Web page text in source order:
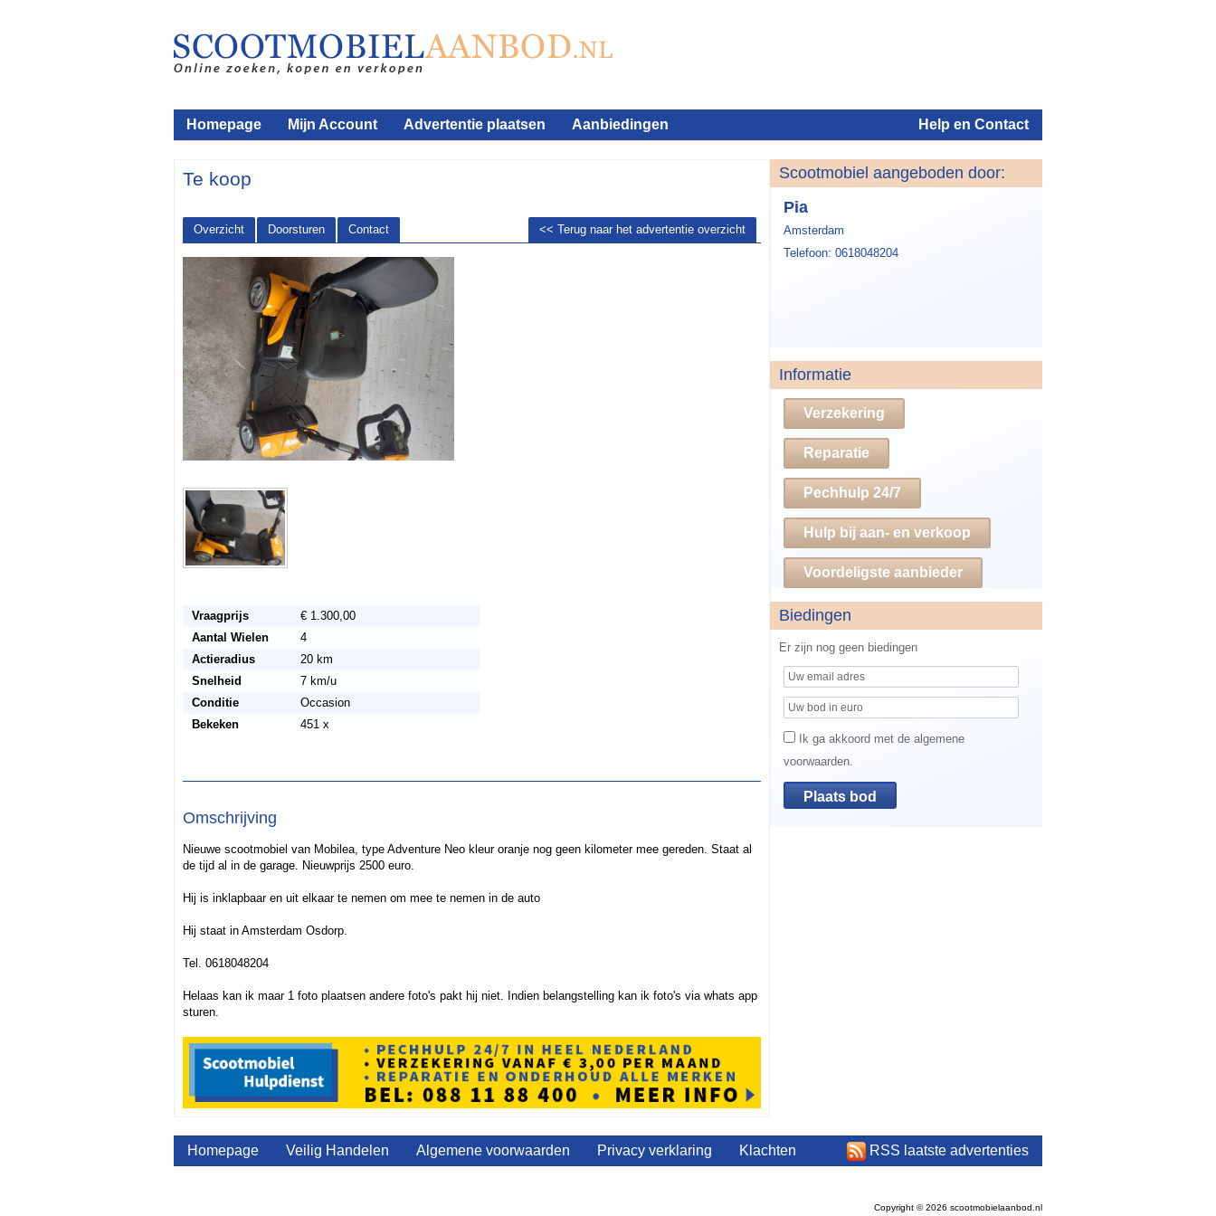
Homepage Mijn Account Advertentie plaatsen Aanbiedingen Help en Contact
Te koop
Overzicht Doorsturen Contact << Terug naar het advertentie overzicht
Vraagprijs
€ 1.300,00
Aantal Wielen
4
Actieradius
20 km
Snelheid
7 km/u
Conditie
Occasion
Bekeken
451 x
Omschrijving
Nieuwe scootmobiel van Mobilea, type Adventure Neo kleur oranje nog geen kilometer mee gereden. Staat al
de tijd al in de garage. Nieuwprijs 2500 euro.
Hij is inklapbaar en uit elkaar te nemen om mee te nemen in de auto
Hij staat in Amsterdam Osdorp.
Tel. 0618048204
Helaas kan ik maar 1 foto plaatsen andere foto's pakt hij niet. Indien belangstelling kan ik foto's via whats app
sturen.
Scootmobiel aangeboden door:
Pia
Amsterdam
Telefoon: 0618048204
Informatie
Verzekering
Reparatie
Pechhulp 24/7
Hulp bij aan- en verkoop
Voordeligste aanbieder
Biedingen
Er zijn nog geen biedingen
Ik ga akkoord met de algemene
voorwaarden.
Homepage Veilig Handelen Algemene voorwaarden Privacy verklaring RSS laatste advertenties
Klachten
Copyright © 2026 scootmobielaanbod.nl